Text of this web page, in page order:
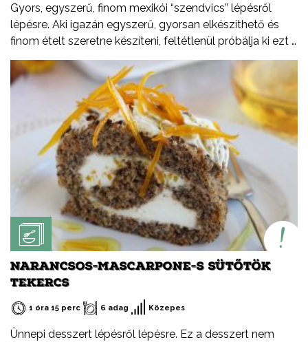
Gyors, egyszerű, finom mexikói “szendvics” lépésről
lépésre. Aki igazán egyszerű, gyorsan elkészíthető és
finom ételt szeretne készíteni, feltétlenül próbálja ki ezt a
receptemet – akár hidegen akár melegen.
NARANCSOS-MASCARPONE-S SÜTŐTÖK
TEKERCS
1 óra 15 perc 6 adag Közepes
Ünnepi desszert lépésről lépésre. Ez a desszert nem